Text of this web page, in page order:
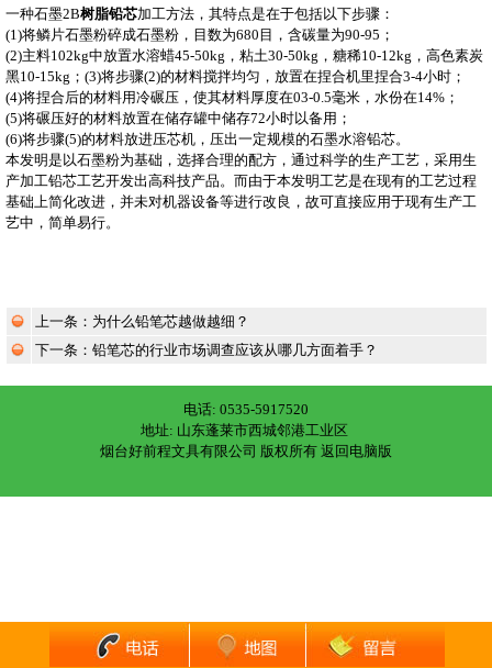
一种石墨2B树脂铅芯加工方法，其特点是在于包括以下步骤：
(1)将鳞片石墨粉碎成石墨粉，目数为680目，含碳量为90-95；
(2)主料102kg中放置水溶蜡45-50kg，粘土30-50kg，糖稀10-12kg，高色素炭
黑10-15kg；(3)将步骤(2)的材料搅拌均匀，放置在捏合机里捏合3-4小时；
(4)将捏合后的材料用冷碾压，使其材料厚度在03-0.5毫米，水份在14%；
(5)将碾压好的材料放置在储存罐中储存72小时以备用；
(6)将步骤(5)的材料放进压芯机，压出一定规模的石墨水溶铅芯。
本发明是以石墨粉为基础，选择合理的配方，通过科学的生产工艺，采用生
产加工铅芯工艺开发出高科技产品。而由于本发明工艺是在现有的工艺过程
基础上简化改进，并未对机器设备等进行改良，故可直接应用于现有生产工
艺中，简单易行。
上一条： 为什么铅笔芯越做越细？
下一条： 铅笔芯的行业市场调查应该从哪几方面着手？
电话: 0535-5917520
地址: 山东蓬莱市西城邻港工业区
烟台好前程文具有限公司 版权所有 返回电脑版